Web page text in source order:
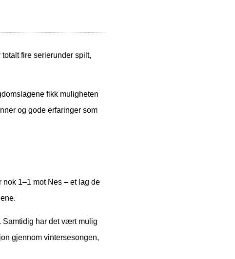
fire serierunder spilt,
fikk muligheten
og gode erfaringer som
1–1 mot Nes – et lag de
Samtidig har det vært mulig
gjennom vintersesongen,